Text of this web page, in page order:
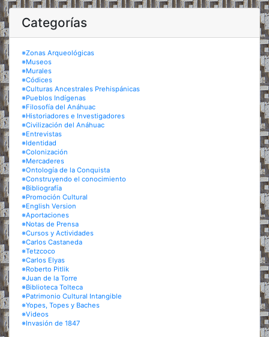
Categorías
※Zonas Arqueológicas
※Museos
※Murales
※Códices
※Culturas Ancestrales Prehispánicas
※Pueblos Indígenas
※Filosofía del Anáhuac
※Historiadores e Investigadores
※Civilización del Anáhuac
※Entrevistas
※Identidad
※Colonización
※Mercaderes
※Ontología de la Conquista
※Construyendo el conocimiento
※Bibliografía
※Promoción Cultural
※English Version
※Aportaciones
※Notas de Prensa
※Cursos y Actividades
※Carlos Castaneda
※Tetzcoco
※Carlos Elyas
※Roberto Pitlik
※Juan de la Torre
※Biblioteca Tolteca
※Patrimonio Cultural Intangible
※Yopes, Topes y Baches
※Videos
※Invasión de 1847